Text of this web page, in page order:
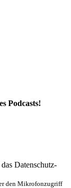
Podcasts!
Datenschutz-
den Mikrofonzugriff